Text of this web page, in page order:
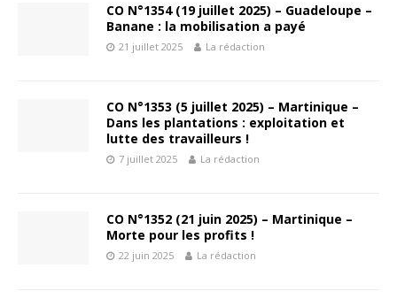
CO N°1354 (19 juillet 2025) – Guadeloupe –
Banane : la mobilisation a payé
21 juillet 2025 La rédaction
CO N°1353 (5 juillet 2025) – Martinique –
Dans les plantations : exploitation et
lutte des travailleurs !
7 juillet 2025 La rédaction
CO N°1352 (21 juin 2025) – Martinique –
Morte pour les profits !
22 juin 2025 La rédaction